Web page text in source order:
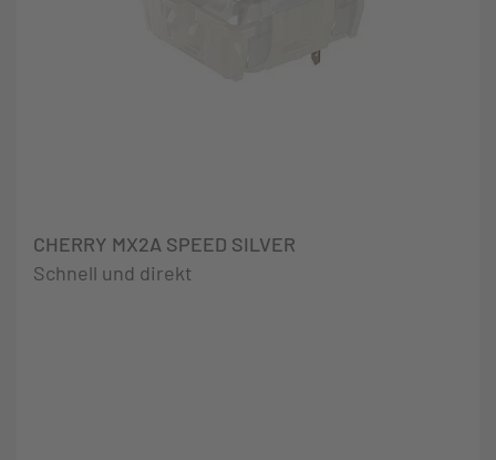
CHERRY MX2A SPEED SILVER
Schnell und direkt